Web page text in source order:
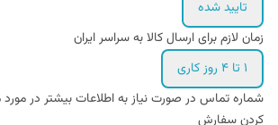
تایید شده
زمان لازم برای ارسال کالا به سراسر ایران
1 تا 4 روز کاری
شماره تماس در صورت نیاز به اطلاعات بیشتر در
کردن سفارش